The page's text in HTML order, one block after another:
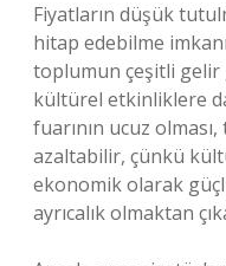
Fiyatların düşük
hitap edebilme
toplumun çeşitli gelir
kültürel etkinliklere
fuarının ucuz
azaltabilir, çünkü
ekonomik olarak
ayrıcalık olmaktan